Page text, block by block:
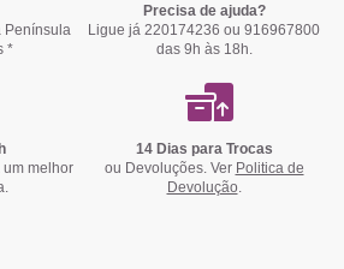
Península
*
Precisa de ajuda?
Ligue já 220174236 ou 916967800
das 9h às 18h.
um melhor
14 Dias para Trocas
ou Devoluções. Ver Politica de
Devolução